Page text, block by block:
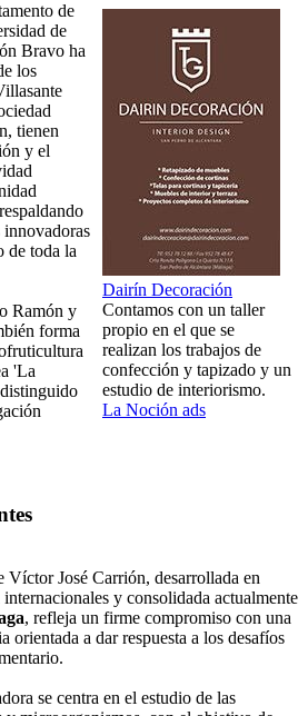
Dairín Decoración
Contamos con un taller
propio en el que se
realizan los trabajos de
confección y tapizado y un
estudio de interiorismo.
La Noción ads
de
de
Bravo ha
los
tienen
y el
de toda la
Ramón y
forma
'La
José Carrión, desarrollada en
y consolidada actualmente
, refleja un firme compromiso con una
orientada a dar respuesta a los desafíos
se centra en el estudio de las